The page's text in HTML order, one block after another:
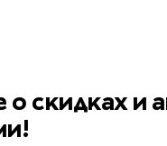
о скидках и